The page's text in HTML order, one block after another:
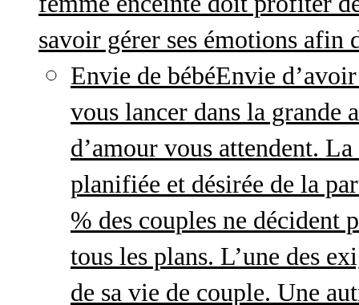
savoir gérer ses émotions
Envie de bébéEnvie
vous lancer dans la grande
d’amour vous attendent.
planifiée et désirée de la
% des couples ne décident
tous les plans. L’une des
de sa vie de couple. Une